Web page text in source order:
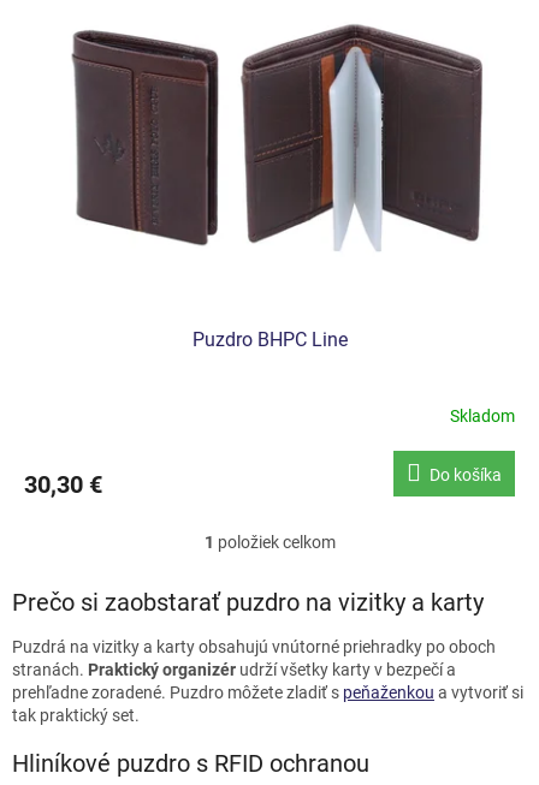
Puzdro BHPC Line
Skladom
30,30 € Do košíka
O
l
d
a
c
p
1 položiek celkom
Prečo si zaobstarať puzdro na vizitky a karty
Puzdrá na vizitky a karty obsahujú vnútorné priehradky po oboch
stranách. Praktický organizér udrží všetky karty v bezpečí a
prehľadne zoradené. Puzdro môžete zladiť s peňaženkou a vytvoriť si
tak praktický set.
Hliníkové puzdro s RFID ochranou